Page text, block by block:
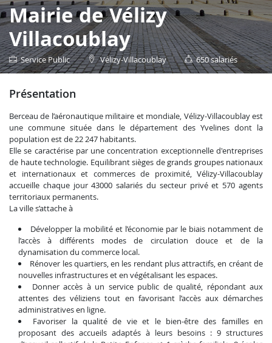
Mairie de Vélizy
Villacoublay
Service Public Vélizy-Villacoublay 650 salariés
présentation
Berceau de l’aéronautique militaire et mondiale, Vélizy-Villacoublay est
une commune située dans le département des Yvelines dont la
population est de 22 247 habitants.
Elle se caractérise par une concentration exceptionnelle d'entreprises
de haute technologie. Equilibrant sièges de grands groupes nationaux
et internationaux et commerces de proximité, Vélizy-Villacoublay
accueille chaque jour 43000 salariés du secteur privé et 570 agents
territoriaux permanents.
La ville s’attache à
Développer la mobilité et l’économie par le biais notamment de
l’accès à différents modes de circulation douce et de la
dynamisation du commerce local.
Rénover les quartiers, en les rendant plus attractifs, en créant de
nouvelles infrastructures et en végétalisant les espaces.
Donner accès à un service public de qualité, répondant aux
attentes des véliziens tout en favorisant l’accès aux démarches
administratives en ligne.
Favoriser la qualité de vie et le bien-être des familles en
proposant des accueils adaptés à leurs besoins : 9 structures